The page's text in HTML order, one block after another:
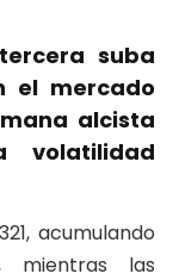
suba
el mercado
alcista
acumulando
mientras las